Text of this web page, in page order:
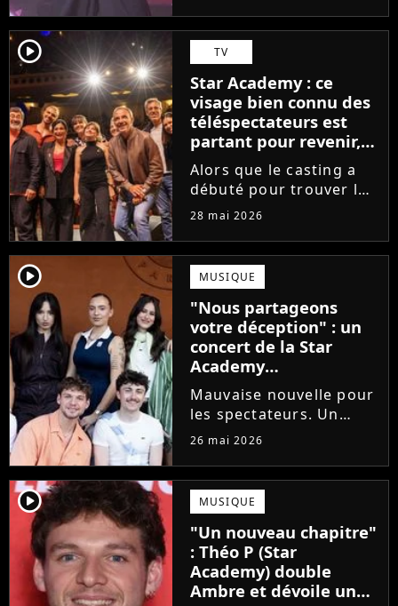
son tout premier single.
Avec Garçon solide, le
chanteur livre une
facette plus fragile de
sa personnalité....
player2 TV
Star Academy : ce
visage bien connu des
téléspectateurs est
partant pour revenir,
sauf que la place est
déjà prise
Alors que le casting a
débuté pour trouver les
prochains Pierre
Ambre, une professeure
emblématique de la Star
Academy se positionne
pour enseigner le chant
aux...
28 mai 2026
player2 MUSIQUE
"Nous partageons
votre déception" : un
concert de la Star
Academy
définitivement annulé
Mauvaise nouvelle pour
les spectateurs. Un
concert de la Star
dernière minute pour
des raisons de santé, ne
sera finalement pas
reprogrammé.
26 mai 2026
player2 MUSIQUE
"Un nouveau chapitre"
: Théo P (Star
Academy) double
Ambre et dévoile un